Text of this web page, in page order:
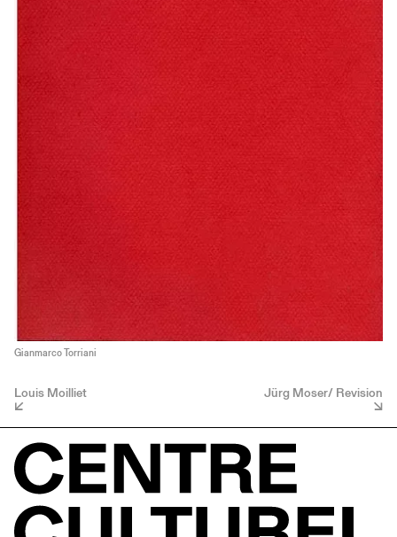
Gianmarco Torriani
Louis Moilliet Jürg Moser/ Revision